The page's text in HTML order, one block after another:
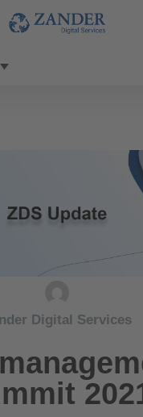
Digital Services